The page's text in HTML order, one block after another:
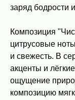
заряд бодрости
Композиция
цитрусовые
и свежесть. В
акценты и
ощущение
композицию